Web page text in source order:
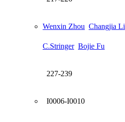
Wenxin Zhou Changjia Li
C.Stringer Bojie Fu
227-239
I0006-I0010